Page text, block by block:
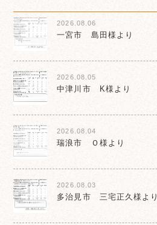
2026.08.06
一宮市 島田様より
2026.08.05
中津川市 K様より
2026.08.04
瑞浪市 Ｏ様より
2026.08.03
多治見市 三宅正久様より